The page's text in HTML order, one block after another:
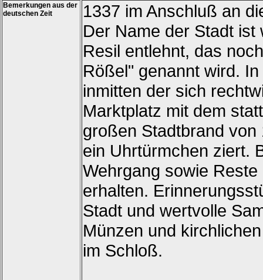
Bemerkungen aus der
deutschen Zeit
1337 im Anschluß an
Der Name der Stadt
Resil entlehnt, das
Rößel" genannt wird.
inmitten der sich
Marktplatz mit dem
großen Stadtbrand
ein Uhrtürmchen ziert.
Wehrgang sowie
erhalten.
Stadt und wertvolle
Münzen und
im Schloß.